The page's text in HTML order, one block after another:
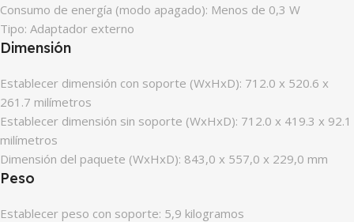
Consumo de energía (modo apagado): Menos de 0,3 W
Tipo: Adaptador externo
Dimensión
Establecer dimensión con soporte (WxHxD): 712.0 x 520.6 x
261.7 milímetros
Establecer dimensión sin soporte (WxHxD): 712.0 x 419.3 x 92.1
milímetros
Dimensión del paquete (WxHxD): 843,0 x 557,0 x 229,0 mm
Peso
Establecer peso con soporte: 5,9 kilogramos